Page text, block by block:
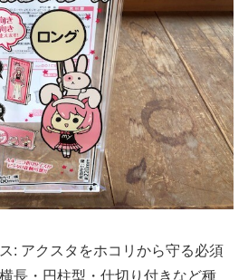
: アクスタをホコリから守る必須
長・円柱型・仕切り付きなど種